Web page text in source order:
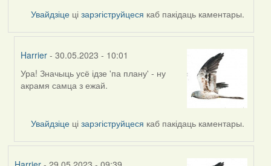
Увайдзіце цізарэгіструйцеся каб пакідаць каментары.
Harrier - 30.05.2023 - 10:01
In
reply
ZNR
Ура! Значыць усё ідзе 'па плану' - ну
акрамя самца з ежай.
Увайдзіце цізарэгіструйцеся каб пакідаць каментары.